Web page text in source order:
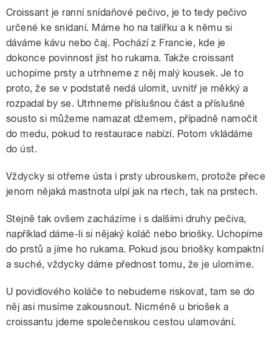
Croissant je ranní snídaňové pečivo, je to tedy pečivo
určené ke snídaní. Máme ho na talířku a k němu si
dáváme kávu nebo čaj. Pochází z Francie, kde je
dokonce povinnost jíst ho rukama. Takže croissant
uchopíme prsty a utrhneme z něj malý kousek. Je to
proto, že se v podstatě nedá ulomit, uvnitř je měkký a
rozpadal by se. Utrhneme příslušnou část a příslušné
sousto si můžeme namazat džemem, případně namočit
do medu, pokud to restaurace nabízí. Potom vkládáme
do úst.
Vždycky si otřeme ústa i prsty ubrouskem, protože přece
jenom nějaká mastnota ulpí jak na rtech, tak na prstech.
Stejně tak ovšem zacházíme i s dalšími druhy pečiva,
například dáme-li si nějaký koláč nebo briošky. Uchopíme
do prstů a jíme ho rukama. Pokud jsou briošky kompaktní
a suché, vždycky dáme přednost tomu, že je ulomíme.
U povidlového koláče to nebudeme riskovat, tam se do
něj asi musíme zakousnout. Nicméně u briošek a
croissantu jdeme společenskou cestou ulamování.